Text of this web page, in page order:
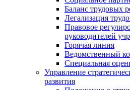
Баланс трудовых
Легализация
Правовое
руководителей
Горячая линия
Ведомственный
Специальная
Управление
развития